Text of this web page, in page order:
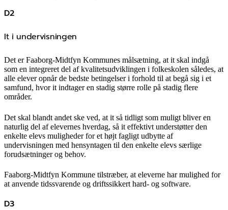
D2
It i undervisningen
Det er Faaborg-Midtfyn Kommunes målsætning, at it skal indgå
som en integreret del af kvalitetsudviklingen i folkeskolen således, at
alle elever opnår de bedste betingelser i forhold til at begå sig i et
samfund, hvor it indtager en stadig større rolle på stadig flere
områder.
Det skal blandt andet ske ved, at it så tidligt som muligt bliver en
naturlig del af elevernes hverdag, så it effektivt understøtter den
enkelte elevs muligheder for et højt fagligt udbytte af
undervisningen med hensyntagen til den enkelte elevs særlige
forudsætninger og behov.
Faaborg-Midtfyn Kommune tilstræber, at eleverne har mulighed for
at anvende tidssvarende og driftssikkert hard- og software.
D3